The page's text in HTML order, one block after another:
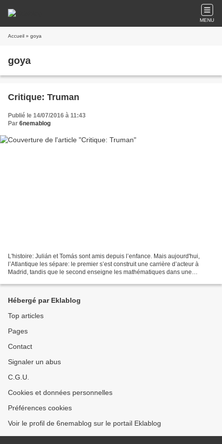
MENU
Accueil » goya
goya
Critique: Truman
Publié le 14/07/2016 à 11:43
Par 6nemablog
L'histoire: Julián et Tomás sont amis depuis l’enfance. Mais aujourd'hui,
l’Atlantique les sépare: le premier s’est construit une carrière d’acteur à
Madrid, tandis que le second enseigne les mathématiques dans une
Hébergé par Eklablog
Top articles
Pages
Contact
Signaler un abus
C.G.U.
Cookies et données personnelles
Préférences cookies
Voir le profil de 6nemablog sur le portail Eklablog